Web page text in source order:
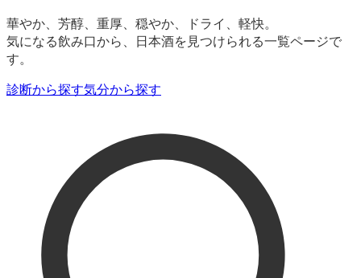
華やか、芳醇、重厚、穏やか、ドライ、軽快。
気になる飲み口から、日本酒を見つけられる一覧ページで
す。
診断から探す気分から探す